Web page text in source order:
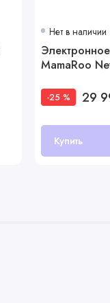
Нет в наличии
MamaRoo
-25 % 29
Купить